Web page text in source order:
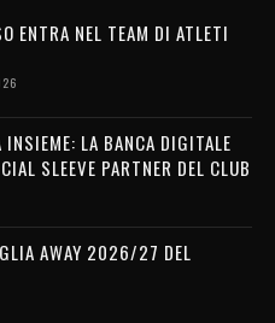
ENTRA NEL TEAM DI ATLETI
INSIEME: LA BANCA DIGITALE
SLEEVE PARTNER DEL CLUB
AWAY 2026/27 DEL